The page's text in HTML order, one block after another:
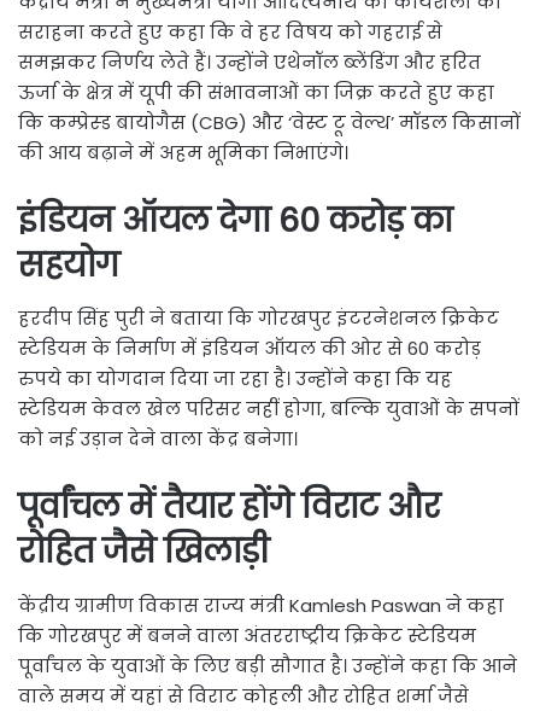
सराहना करते हुए कहा कि वे हर विषय को गहराई से
समझकर निर्णय लेते हैं। उन्होंने एथेनॉल ब्लेंडिंग और हरित
ऊर्जा के क्षेत्र में यूपी की संभावनाओं का जिक्र करते हुए कहा
कि कम्प्रेस्ड बायोगैस (CBG) और ‘वेस्ट टू वेल्थ’ मॉडल किसानों
की आय बढ़ाने में अहम भूमिका निभाएंगे।
इंडियन ऑयल देगा 60 करोड़ का
सहयोग
हरदीप सिंह पुरी ने बताया कि गोरखपुर इंटरनेशनल क्रिकेट
स्टेडियम के निर्माण में इंडियन ऑयल की ओर से 60 करोड़
रुपये का योगदान दिया जा रहा है। उन्होंने कहा कि यह
स्टेडियम केवल खेल परिसर नहीं होगा, बल्कि युवाओं के सपनों
को नई उड़ान देने वाला केंद्र बनेगा।
पूर्वांचल में तैयार होंगे विराट और
रोहित जैसे खिलाड़ी
केंद्रीय ग्रामीण विकास राज्य मंत्री Kamlesh Paswan ने कहा
कि गोरखपुर में बनने वाला अंतरराष्ट्रीय क्रिकेट स्टेडियम
पूर्वांचल के युवाओं के लिए बड़ी सौगात है। उन्होंने कहा कि आने
वाले समय में यहां से विराट कोहली और रोहित शर्मा जैसे